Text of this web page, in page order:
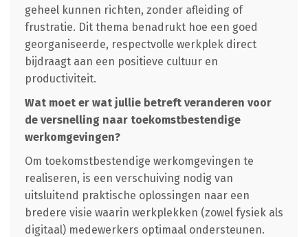
geheel kunnen richten, zonder afleiding of
frustratie. Dit thema benadrukt hoe een goed
georganiseerde, respectvolle werkplek direct
bijdraagt aan een positieve cultuur en
productiviteit.
Wat moet er wat jullie betreft veranderen voor
de versnelling naar toekomstbestendige
werkomgevingen?
Om toekomstbestendige werkomgevingen te
realiseren, is een verschuiving nodig van
uitsluitend praktische oplossingen naar een
bredere visie waarin werkplekken (zowel fysiek als
digitaal) medewerkers optimaal ondersteunen.